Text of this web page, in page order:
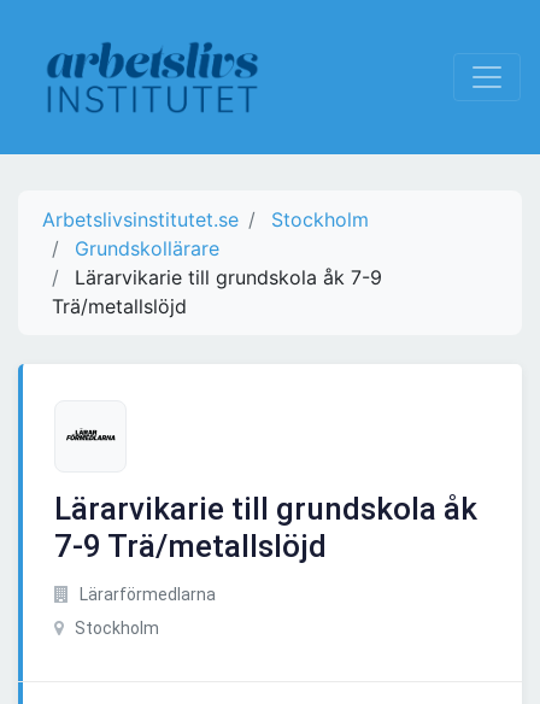
Arbetslivsinstitutet.se
Stockholm
Grundskollärare
Lärarvikarie till grundskola åk 7-9
Trä/metallslöjd
Lärarvikarie till grundskola åk
7-9 Trä/metallslöjd
Lärarförmedlarna
Stockholm